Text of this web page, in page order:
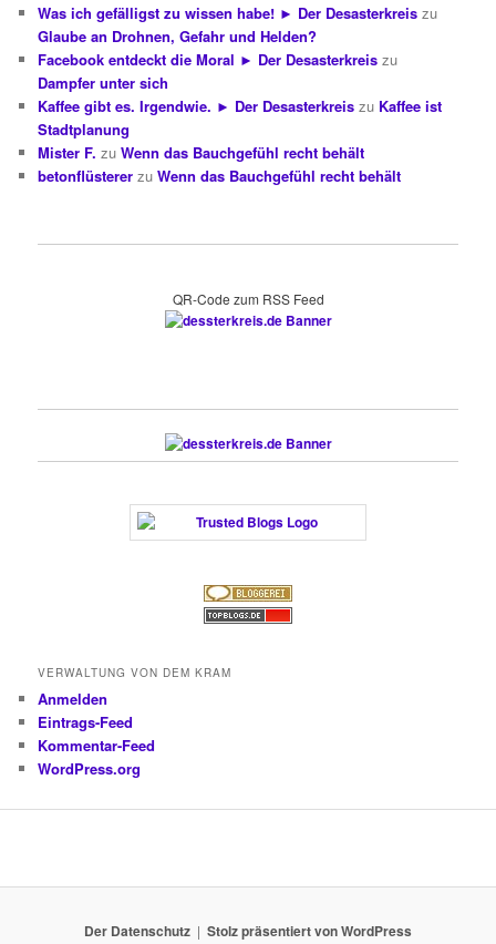
Was ich gefälligst zu wissen habe! ► Der Desasterkreis zu
Glaube an Drohnen, Gefahr und Helden?
Facebook entdeckt die Moral ► Der Desasterkreis zu
Dampfer unter sich
Kaffee gibt es. Irgendwie. ► Der Desasterkreis zu Kaffee ist
Stadtplanung
Mister F. zuWenn das Bauchgefühl recht behält
betonflüsterer zuWenn das Bauchgefühl recht behält
QR-Code zum RSS Feed
VERWALTUNG VON DEM KRAM
Anmelden
Eintrags-Feed
Kommentar-Feed
WordPress.org
Der Datenschutz Stolz präsentiert von WordPress